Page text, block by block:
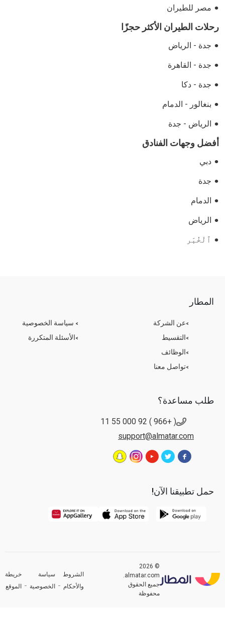
مصر للطيران
رحلات الطيران الأكثر حجزًا
جدة - الرياض
جدة - القاهرة
جدة - دكا
بنغالور - الدمام
الرياض - جدة
أفضل وجهات الفنادق
دبي
جدة
الدمام
الرياض
ٱلْخُبَر
المطار
عن الشركة
التقسيط
الوظائف
سياسة الخصوصية
الأسئلة المتكررة
تواصل معنا
طلب مساعدة؟
( +966 ) 92 000 55 11
support@almatar.com
حمل تطبيقنا الآن!
© 2026
almatar.com.
جميع الحقوق
محفوظة
الشروط
والأحكام
سياسة
الخصوصية
خريطة
الموقع